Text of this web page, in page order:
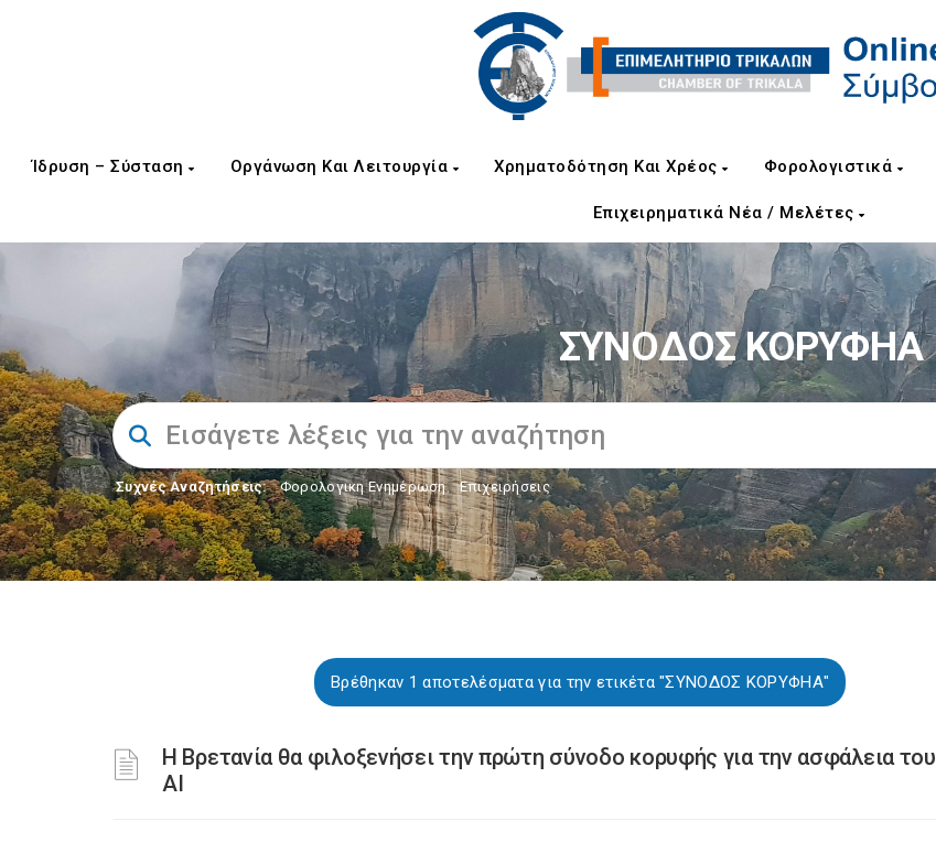
Ίδρυση – Σύσταση Οργάνωση Και Λειτουργία Χρηματοδότηση Και Χρέος Φορολογιστικά
Επιχειρηματικά Νέα / Μελέτες
ΣΥΝΟΔΟΣ ΚΟΡΥΦΗΑ
Συχνές Αναζητήσεις: Φορολογικη Ενημέρωση, Επιχειρήσεις
Βρέθηκαν 1 αποτελέσματα για την ετικέτα "ΣΥΝΟΔΟΣ ΚΟΡΥΦΗΑ"
Η Βρετανία θα φιλοξενήσει την πρώτη σύνοδο κορυφής για την ασφάλεια του
ΑΙ